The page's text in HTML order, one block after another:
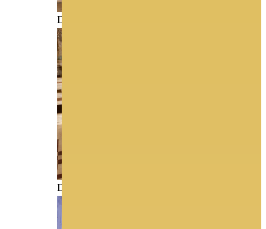
DEMETRIOS B
DEMETRIOS C